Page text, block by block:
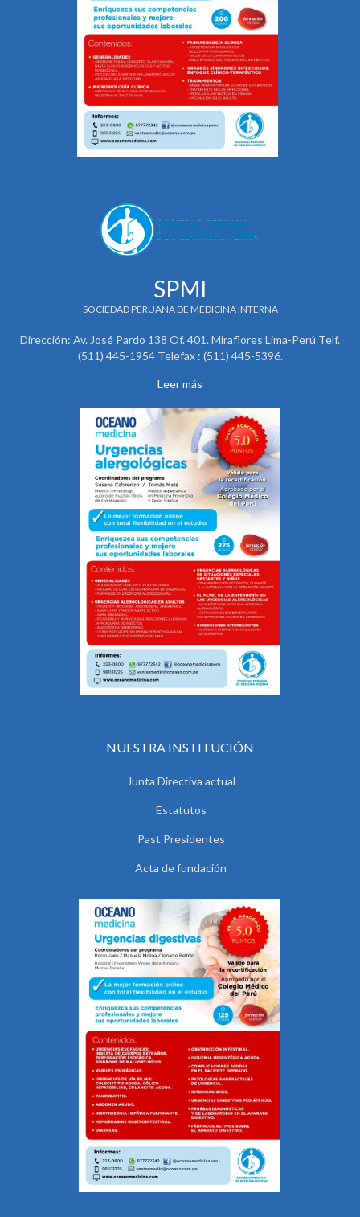
SPMI
SOCIEDAD PERUANA DE MEDICINA INTERNA
Dirección: Av. José Pardo 138 Of. 401. Miraflores Lima-Perú Telf.
(511) 445-1954 Telefax : (511) 445-5396.
Leer más
NUESTRA INSTITUCIÓN
Junta Directiva actual
Estatutos
Past Presidentes
Acta de fundación